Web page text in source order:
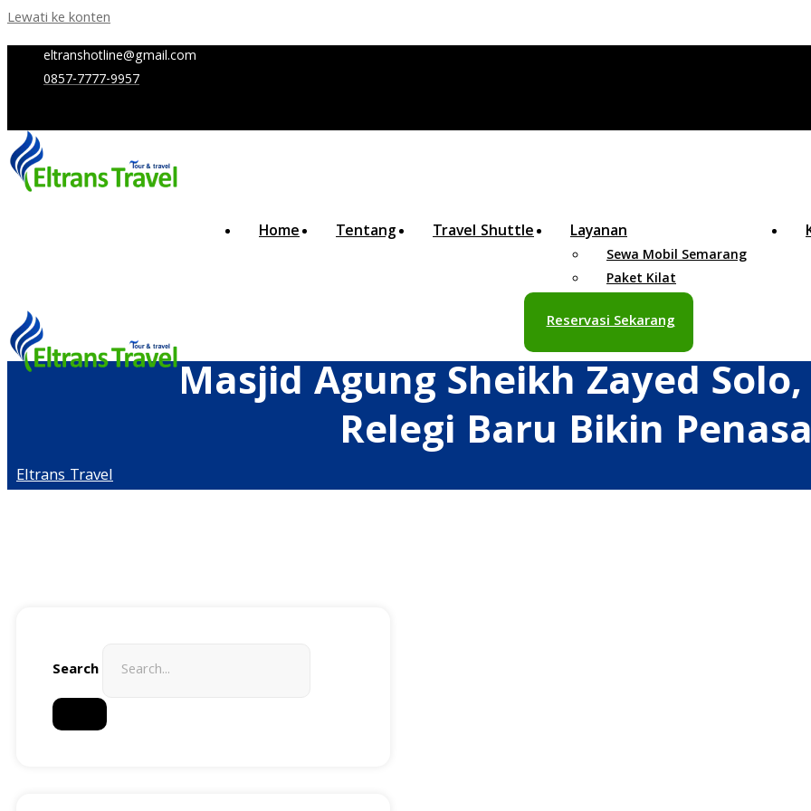
Lewati ke konten
eltranshotline@gmail.com
0857-7777-9957
Home Tentang Travel Shuttle Layanan
Sewa Mobil Semarang
Paket Kilat
Reservasi Sekarang
Masjid Agung Sheikh Zayed
Relegi Baru Bikin
Eltrans Travel
Search